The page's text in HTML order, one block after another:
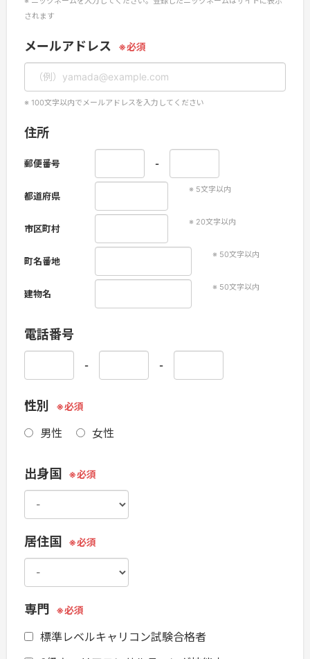
されます
メールアドレス
100文字以内でメールアドレスを入力してください
住所
郵便番号 -
都道府県
5文字以内
市区町村
20文字以内
町名番地
50文字以内
建物名
50文字以内
電話番号
- -
性別
男性 女性
出身国
居住国
専門
標準レベルキャリコン試験合格者